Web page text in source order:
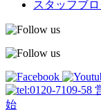
スタッフブ
始